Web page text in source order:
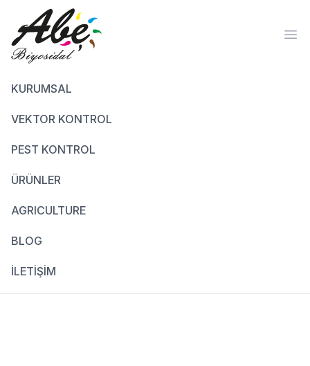
KURUMSAL
VEKTOR KONTROL
PEST KONTROL
ÜRÜNLER
AGRICULTURE
BLOG
İLETİŞİM